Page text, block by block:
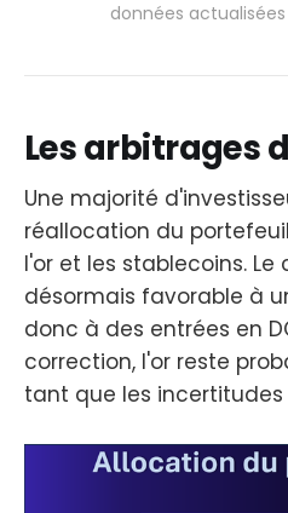
données
Les arbitrages
Une majorité
réallocation du
l'or et les stablecoins.
désormais favorable à
donc à des entrées en
correction, l'or reste
tant que les